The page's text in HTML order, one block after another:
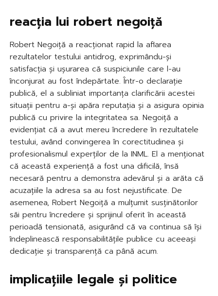
reacția lui robert negoiță
Robert Negoiță a reacționat rapid la aflarea
rezultatelor testului antidrog, exprimându-și
satisfacția și ușurarea că suspiciunile care l-au
înconjurat au fost îndepărtate. Într-o declarație
publică, el a subliniat importanța clarificării acestei
situații pentru a-și apăra reputația și a asigura opinia
publică cu privire la integritatea sa. Negoiță a
evidențiat că a avut mereu încredere în rezultatele
testului, având convingerea în corectitudinea și
profesionalismul experților de la INML. El a menționat
că această experiență a fost una dificilă, însă
necesară pentru a demonstra adevărul și a arăta că
acuzațiile la adresa sa au fost nejustificate. De
asemenea, Robert Negoiță a mulțumit susținătorilor
săi pentru încredere și sprijinul oferit în această
perioadă tensionată, asigurând că va continua să își
îndeplinească responsabilitățile publice cu aceeași
dedicație și transparență ca până acum.
implicațiile legale și politice